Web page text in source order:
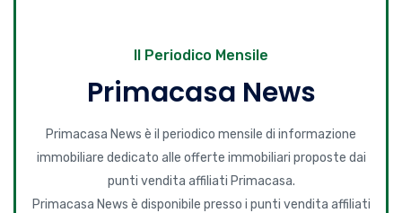
Il Periodico Mensile
Primacasa News
Primacasa News è il periodico mensile di informazione
immobiliare dedicato alle offerte immobiliari proposte dai
punti vendita affiliati Primacasa.
Primacasa News è disponibile presso i punti vendita affiliati